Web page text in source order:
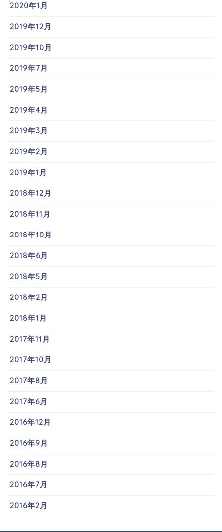
2020年1月
2019年12月
2019年10月
2019年7月
2019年5月
2019年4月
2019年3月
2019年2月
2019年1月
2018年12月
2018年11月
2018年10月
2018年6月
2018年5月
2018年2月
2018年1月
2017年11月
2017年10月
2017年8月
2017年6月
2016年12月
2016年9月
2016年8月
2016年7月
2016年2月